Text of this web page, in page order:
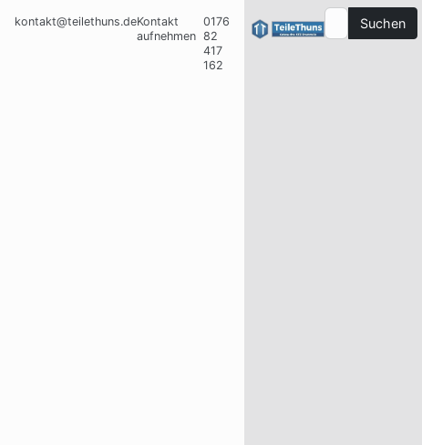
kontakt@teilethuns.deKontakt
aufnehmen
0176
82
417
162
Suchen